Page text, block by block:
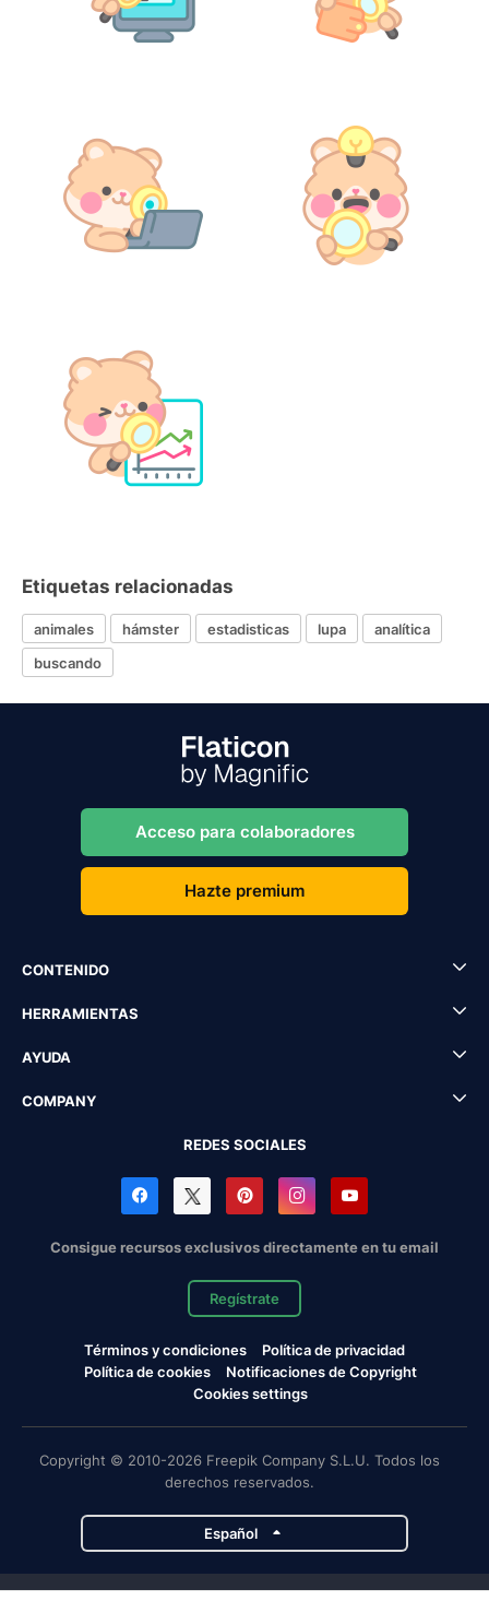
Etiquetas relacionadas
animales hámster estadisticas lupa
analítica
buscando
Acceso para colaboradores
Hazte premium
CONTENIDO
HERRAMIENTAS
AYUDA
COMPANY
REDES SOCIALES
Consigue recursos exclusivos directamente en tu email
Regístrate
Términos y condiciones
Política de privacidad
Política de cookies
Notificaciones de Copyright
Cookies settings
Copyright © 2010-2026 Freepik Company S.L.U. Todos los
derechos reservados.
Español